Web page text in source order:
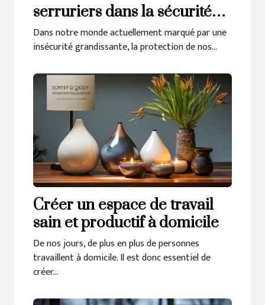
serruriers dans la sécurité
de nos maisons
Dans notre monde actuellement marqué par une
insécurité grandissante, la protection de nos...
Créer un espace de travail
sain et productif à domicile
De nos jours, de plus en plus de personnes
travaillent à domicile. Il est donc essentiel de
créer...